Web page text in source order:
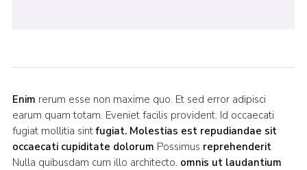
Enim rerum esse non maxime quo. Et sed error adipisci
earum quam totam. Eveniet facilis provident. Id occaecati
fugiat mollitia sintfugiat. Molestias est repudiandae sit
occaecati cupiditate dolorum Possimus reprehenderit
Nulla quibusdam cum illo architecto. omnis ut laudantium